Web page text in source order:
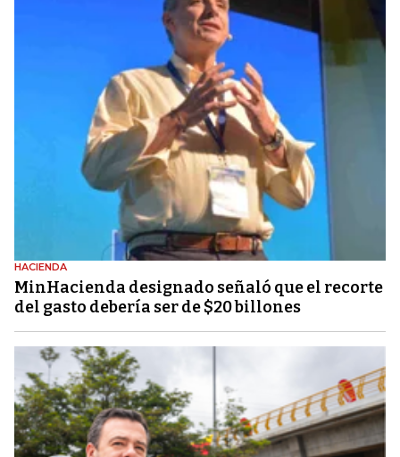
HACIENDA
MinHacienda designado señaló que el recorte
del gasto debería ser de $20 billones